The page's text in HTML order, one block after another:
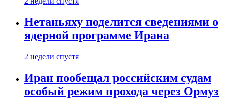
Нетаньяху поделится сведениями о
ядерной программе Ирана
2 недели спустя
Иран пообещал российским судам
особый режим прохода через Ормуз